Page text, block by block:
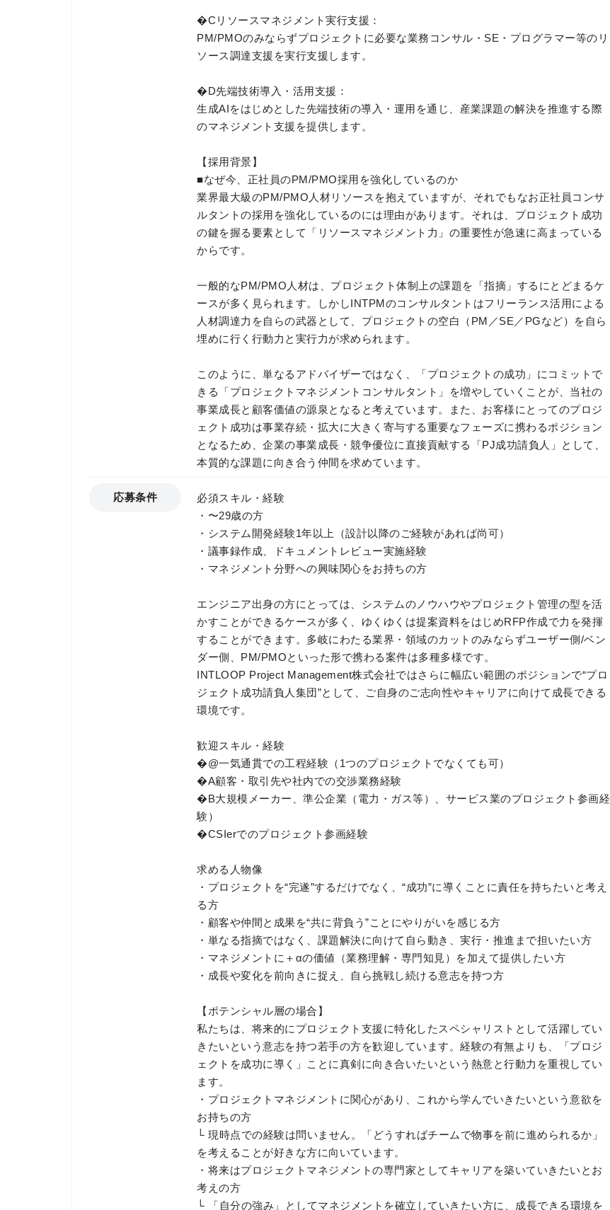
�Cリソースマネジメント実行支援：
PM/PMOのみならずプロジェクトに必要な業務コンサル・SE・プログラマー等のリ
ソース調達支援を実行支援します。
�D先端技術導入・活用支援：
生成AIをはじめとした先端技術の導入・運用を通じ、産業課題の解決を推進する際
のマネジメント支援を提供します。
【採用背景】
■なぜ今、正社員のPM/PMO採用を強化しているのか
業界最大級のPM/PMO人材リソースを抱えていますが、それでもなお正社員コンサ
ルタントの採用を強化しているのには理由があります。それは、プロジェクト成功
の鍵を握る要素として「リソースマネジメント力」の重要性が急速に高まっている
からです。
一般的なPM/PMO人材は、プロジェクト体制上の課題を「指摘」するにとどまるケ
ースが多く見られます。しかしINTPMのコンサルタントはフリーランス活用による
人材調達力を自らの武器として、プロジェクトの空白（PM／SE／PGなど）を自ら
埋めに行く行動力と実行力が求められます。
このように、単なるアドバイザーではなく、「プロジェクトの成功」にコミットで
きる「プロジェクトマネジメントコンサルタント」を増やしていくことが、当社の
事業成長と顧客価値の源泉となると考えています。また、お客様にとってのプロジ
ェクト成功は事業存続・拡大に大きく寄与する重要なフェーズに携わるポジション
となるため、企業の事業成長・競争優位に直接貢献する「PJ成功請負人」として、
本質的な課題に向き合う仲間を求めています。
応募条件
必須スキル・経験
・〜29歳の方
・システム開発経験1年以上（設計以降のご経験があれば尚可）
・議事録作成、ドキュメントレビュー実施経験
・マネジメント分野への興味関心をお持ちの方
エンジニア出身の方にとっては、システムのノウハウやプロジェクト管理の型を活
かすことができるケースが多く、ゆくゆくは提案資料をはじめRFP作成で力を発揮
することができます。多岐にわたる業界・領域のカットのみならずユーザー側/ベン
ダー側、PM/PMOといった形で携わる案件は多種多様です。
INTLOOP Project Management株式会社ではさらに幅広い範囲のポジションで“プロ
ジェクト成功請負人集団”として、ご自身のご志向性やキャリアに向けて成長できる
環境です。
歓迎スキル・経験
�@一気通貫での工程経験（1つのプロジェクトでなくても可）
�A顧客・取引先や社内での交渉業務経験
�B大規模メーカー、準公企業（電力・ガス等）、サービス業のプロジェクト参画経
験）
�CSIerでのプロジェクト参画経験
求める人物像
・プロジェクトを“完遂”するだけでなく、“成功”に導くことに責任を持ちたいと考え
る方
・顧客や仲間と成果を“共に背負う”ことにやりがいを感じる方
・単なる指摘ではなく、課題解決に向けて自ら動き、実行・推進まで担いたい方
・マネジメントに＋αの価値（業務理解・専門知見）を加えて提供したい方
・成長や変化を前向きに捉え、自ら挑戦し続ける意志を持つ方
【ポテンシャル層の場合】
私たちは、将来的にプロジェクト支援に特化したスペシャリストとして活躍してい
きたいという意志を持つ若手の方を歓迎しています。経験の有無よりも、「プロジ
ェクトを成功に導く」ことに真剣に向き合いたいという熱意と行動力を重視してい
ます。
・プロジェクトマネジメントに関心があり、これから学んでいきたいという意欲を
お持ちの方
└ 現時点での経験は問いません。「どうすればチームで物事を前に進められるか」
を考えることが好きな方に向いています。
・将来はプロジェクトマネジメントの専門家としてキャリアを築いていきたいとお
考えの方
└ 「自分の強み」としてマネジメントを確立していきたい方に、成長できる環境を